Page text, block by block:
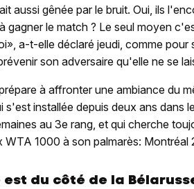
aussi gênée par le bruit. Oui, ils
gagner le match ? Le seul moyen
a-t-elle déclaré jeudi, comme
son adversaire qu'elle ne se
à affronter une ambiance du
s'est installée depuis deux ans dans
au 3e rang, et qui cherche
WTA 1000 à son palmarès:
du côté de la